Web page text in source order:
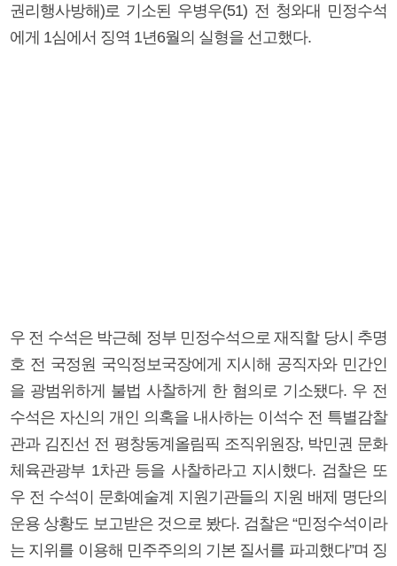
권리행사방해)로 기소된 우병우(51) 전 청와대 민정수석
에게 1심에서 징역 1년6월의 실형을 선고했다.
우 전 수석은 박근혜 정부 민정수석으로 재직할 당시 추명
호 전 국정원 국익정보국장에게 지시해 공직자와 민간인
을 광범위하게 불법 사찰하게 한 혐의로 기소됐다. 우 전
수석은 자신의 개인 의혹을 내사하는 이석수 전 특별감찰
관과 김진선 전 평창동계올림픽 조직위원장, 박민권 문화
체육관광부 1차관 등을 사찰하라고 지시했다. 검찰은 또
우 전 수석이 문화예술계 지원기관들의 지원 배제 명단의
운용 상황도 보고받은 것으로 봤다. 검찰은 “민정수석이라
는 지위를 이용해 민주주의의 기본 질서를 파괴했다”며 징